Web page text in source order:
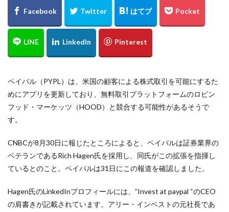
ペイパル（PYPL）は、米国の顧客による株式取引を可能にするた
めにアプリを更新しており、無料取引プラットフォームのロビン
フッド・マーケッツ（HOOD）と競合する可能性があるそうで
す。
CNBCが8月30日に報じたところによると、ペイパルは証券業界の
ベテランであるRich Hagen氏を採用し、同氏がこの拡張を指揮し
ているとのこと。ペイパルは31日にこの報道を確認しました。
Hagen氏のLinkedInプロフィールには、”Invest at paypal “のCEO
の肩書きが記載されています。アリー・インベストの元社長であ